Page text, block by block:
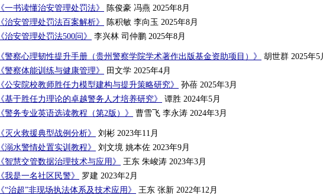
《一书读懂治安管理处罚法》
陈俊豪 冯燕 2025年8月
《治安管理处罚法百案解析》
陈积敏 李向玉 2025年8月
《治安管理处罚法500问》
李兴林 司仲鹏 2025年8月
《警察心理韧性提升手册（贵州警察学院学术著作出版基金资助项目）》
胡世群 2025年5
《警察体能训练与健康管理》
田文学 2025年4月
《公安院校教师胜任力模型建构与提升策略研究》
孙蓓 2025年3月
《基于胜任力理论的卓越警务人才培养研究》
谭胜 2024年5月
《警务专业英语选读教程（第2版）》
曹雪飞 李永涛 2024年3月
《灭火救援典型战例分析》
刘彬 2023年11月
《溺水警情处置实训教程》
刘文境 姚本佐 2023年9月
《智慧交管数据治理技术与应用》
王东 朱峻涛 2023年3月
《我是一名社区民警》
罗建 2023年2月
《“治超”非现场执法体系及技术应用》
王东 张新 2022年12月